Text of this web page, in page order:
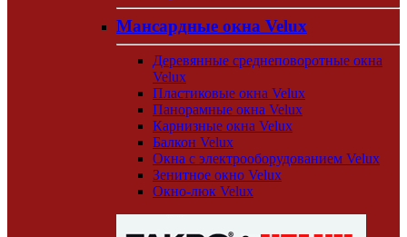
Мансардные окна Velux
Деревянные среднеповоротные окна
Velux
Пластиковые окна Velux
Панорамные окна Velux
Карнизные окна Velux
Балкон Velux
Окна с электрооборудованием Velux
Зенитное окно Velux
Окно-люк Velux